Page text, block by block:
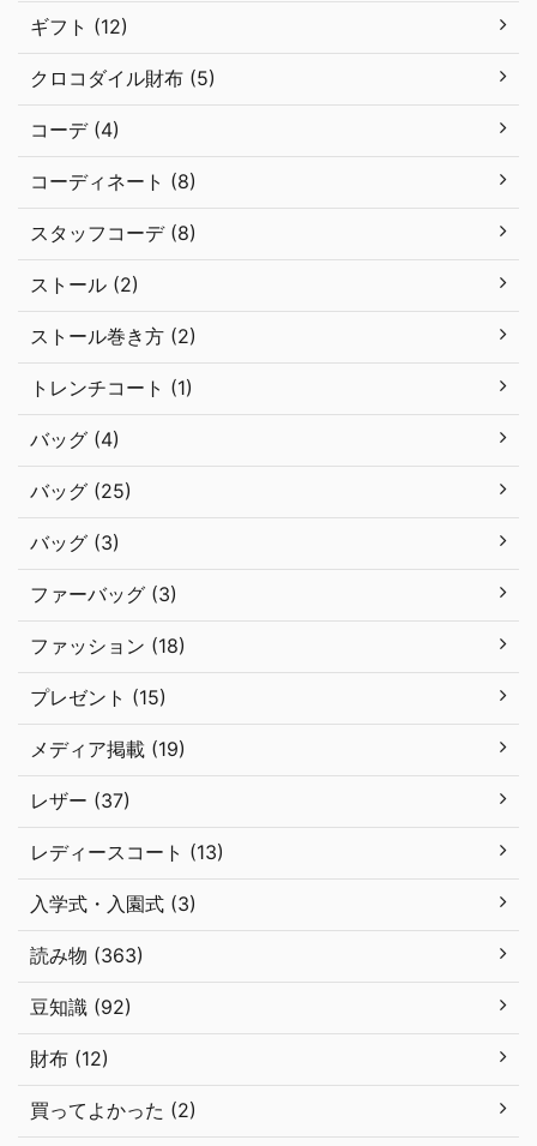
ギフト (12)
クロコダイル財布 (5)
コーデ (4)
コーディネート (8)
スタッフコーデ (8)
ストール (2)
ストール巻き方 (2)
トレンチコート (1)
バッグ (4)
バッグ (25)
バッグ (3)
ファーバッグ (3)
ファッション (18)
プレゼント (15)
メディア掲載 (19)
レザー (37)
レディースコート (13)
入学式・入園式 (3)
読み物 (363)
豆知識 (92)
財布 (12)
買ってよかった (2)